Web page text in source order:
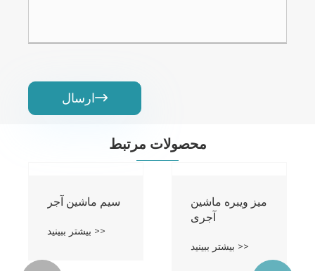
ارسال
محصولات مرتبط
سیم ماشین آجر
بیشتر ببینید >>
میز ویبره ماشین
آجری
بیشتر ببینید >>